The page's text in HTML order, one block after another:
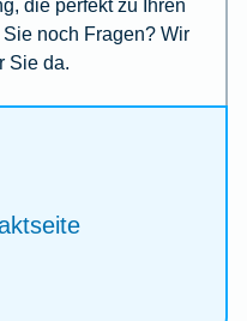
noch Fragen? Wir
Sie da.